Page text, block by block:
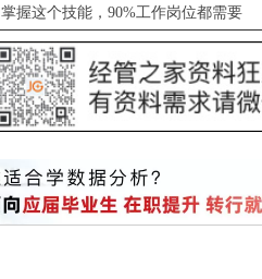
掌握这个技能，90%工作岗位都需要